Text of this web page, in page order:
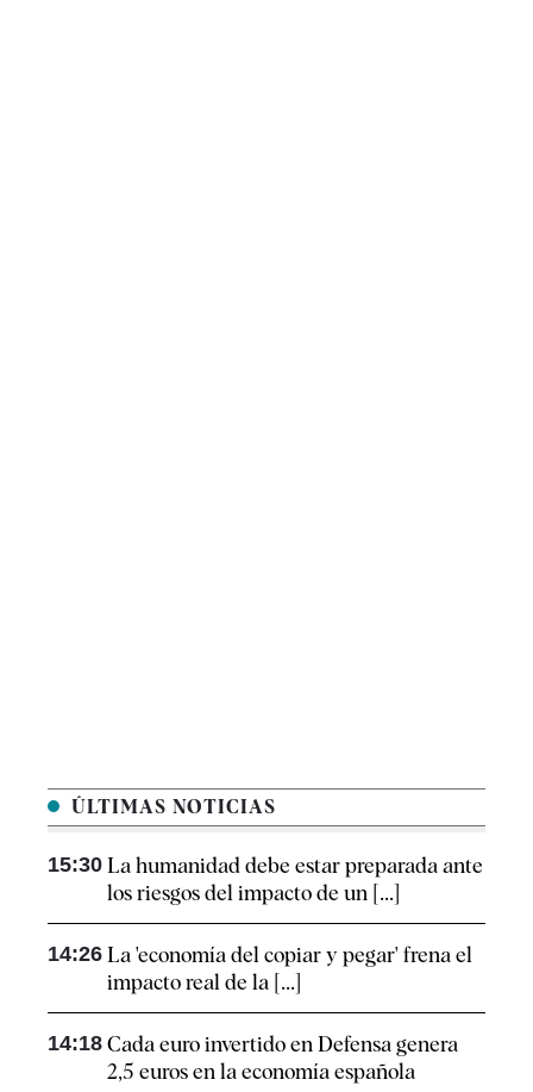
ÚLTIMAS NOTICIAS
15:30 La humanidad debe estar preparada ante
los riesgos del impacto de un [...]
14:26 La 'economía del copiar y pegar' frena el
impacto real de la [...]
14:18 Cada euro invertido en Defensa genera
2,5 euros en la economía española